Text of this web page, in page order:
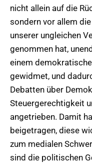
nicht allein auf die
sondern vor allem
unserer ungleichen
genommen hat,
einem
gewidmet, und
Debatten über
Steuergerechtigkeit
angetrieben. Damit
beigetragen, diese
zum medialen
sind die politischen